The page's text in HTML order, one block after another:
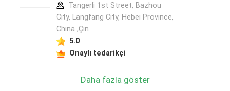
Tangerli 1st Street, Bazhou
City, Langfang City, Hebei Province,
China ,Çin
5.0
Onaylı tedarikçi
Daha fazla göster